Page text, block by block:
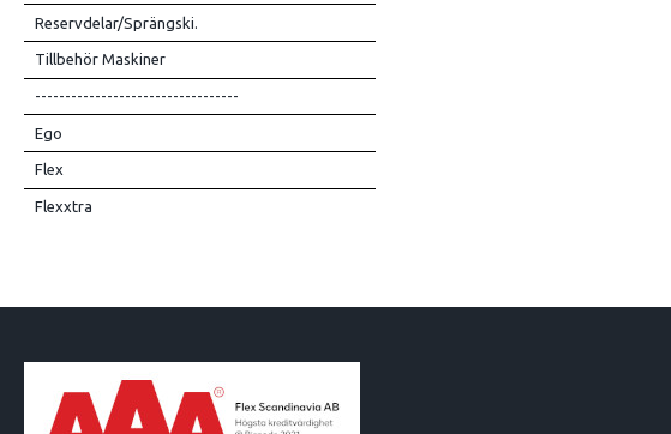
Reservdelar/Sprängski.
Tillbehör Maskiner
----------------------------------
Ego
Flex
Flexxtra